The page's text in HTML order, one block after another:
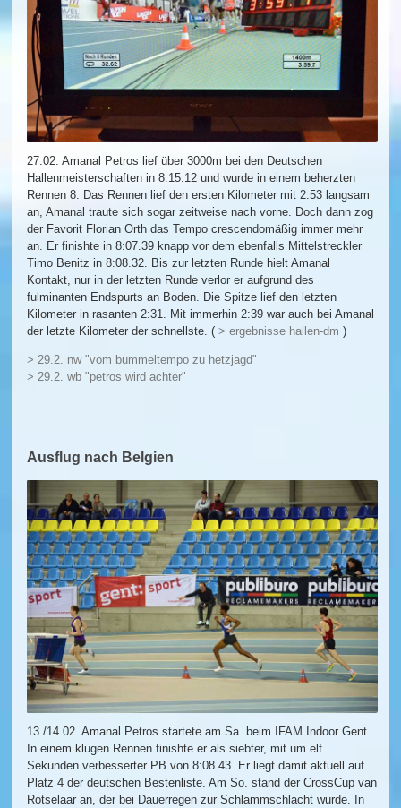
27.02. Amanal Petros lief über 3000m bei den Deutschen
Hallenmeisterschaften in 8:15.12 und wurde in einem beherzten
Rennen 8. Das Rennen lief den ersten Kilometer mit 2:53 langsam
an, Amanal traute sich sogar zeitweise nach vorne. Doch dann zog
der Favorit Florian Orth das Tempo crescendomäßig immer mehr
an. Er finishte in 8:07.39 knapp vor dem ebenfalls Mittelstreckler
Timo Benitz in 8:08.32. Bis zur letzten Runde hielt Amanal
Kontakt, nur in der letzten Runde verlor er aufgrund des
fulminanten Endspurts an Boden. Die Spitze lief den letzten
Kilometer in rasanten 2:31. Mit immerhin 2:39 war auch bei Amanal
der letzte Kilometer der schnellste. ( > ergebnisse hallen-dm)
> 29.2. nw "vom bummeltempo zu hetzjagd"
> 29.2. wb "petros wird achter"
Ausflug nach Belgien
13./14.02. Amanal Petros startete am Sa. beim IFAM Indoor Gent.
In einem klugen Rennen finishte er als siebter, mit um elf
Sekunden verbesserter PB von 8:08.43. Er liegt damit aktuell auf
Platz 4 der deutschen Bestenliste. Am So. stand der CrossCup van
Rotselaar an, der bei Dauerregen zur Schlammschlacht wurde. In